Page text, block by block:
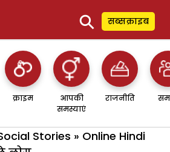
⚲ सब्सक्राइब
क्राइम
आपकी
समस्याएं
राजनीति
Stories » Online Hindi